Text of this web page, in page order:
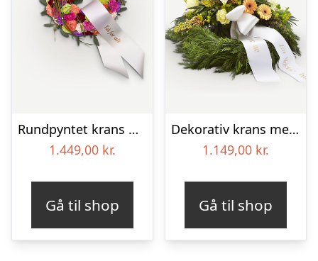
Rundpyntet krans med bånd
1.449,00 kr.
Gå til shop
Dekorativ krans med bånd
1.149,00 kr.
Gå til shop